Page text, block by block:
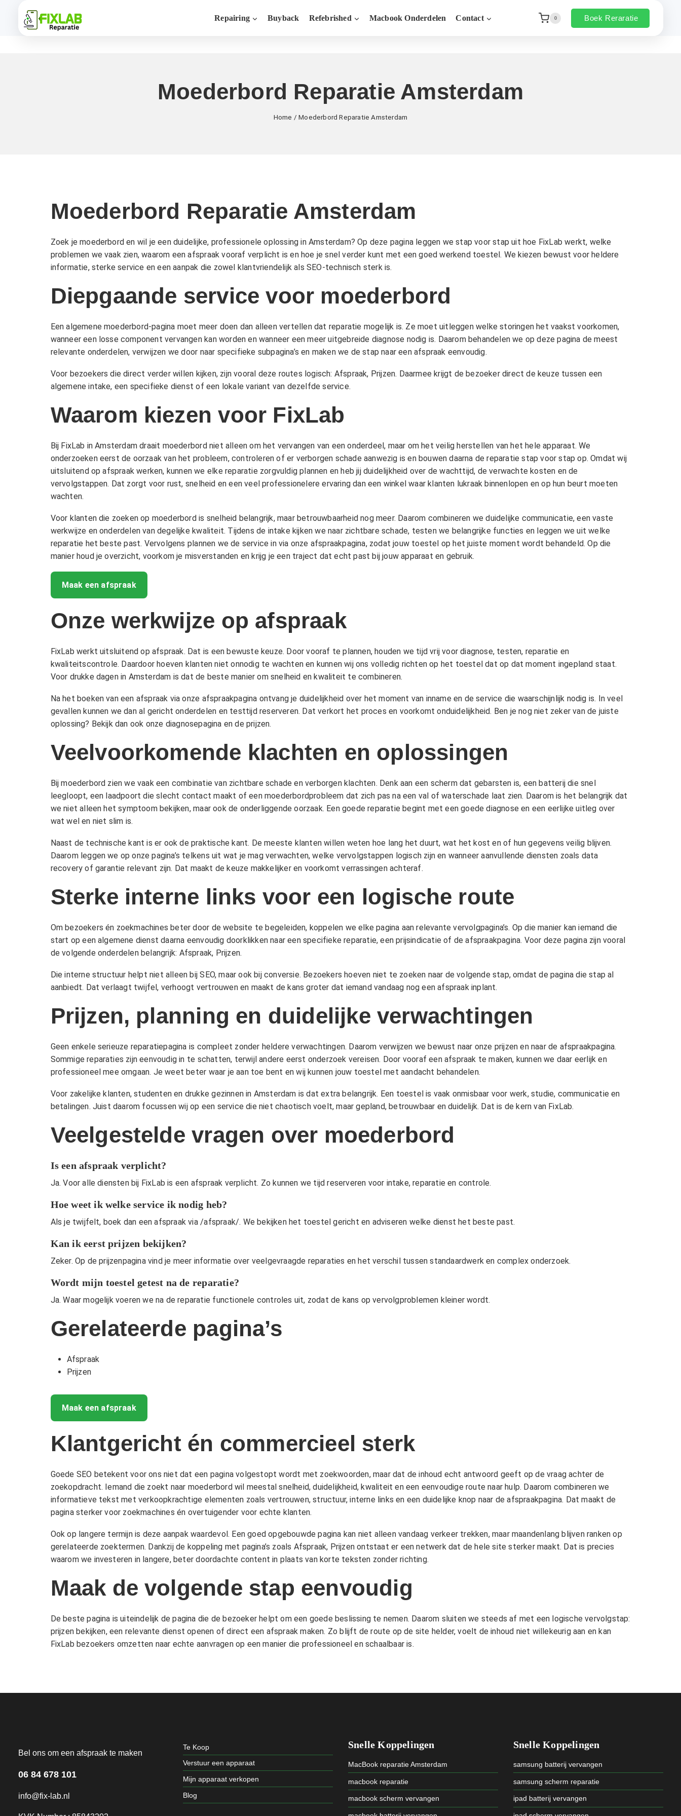
Repairing Buyback Refebrished Macbook Onderdelen Contact 0 Boek Reraratie
Moederbord Reparatie Amsterdam
Home / Moederbord Reparatie Amsterdam
Moederbord Reparatie Amsterdam
Zoek je moederbord en wil je een duidelijke, professionele oplossing in Amsterdam? Op deze pagina leggen we stap voor stap uit hoe FixLab werkt, welke
problemen we vaak zien, waarom een afspraak vooraf verplicht is en hoe je snel verder kunt met een goed werkend toestel. We kiezen bewust voor heldere
informatie, sterke service en een aanpak die zowel klantvriendelijk als SEO-technisch sterk is.
Diepgaande service voor moederbord
Een algemene moederbord-pagina moet meer doen dan alleen vertellen dat reparatie mogelijk is. Ze moet uitleggen welke storingen het vaakst voorkomen,
wanneer een losse component vervangen kan worden en wanneer een meer uitgebreide diagnose nodig is. Daarom behandelen we op deze pagina de meest
relevante onderdelen, verwijzen we door naar specifieke subpagina’s en maken we de stap naar een afspraak eenvoudig.
Voor bezoekers die direct verder willen kijken, zijn vooral deze routes logisch: Afspraak, Prijzen. Daarmee krijgt de bezoeker direct de keuze tussen een
algemene intake, een specifieke dienst of een lokale variant van dezelfde service.
Waarom kiezen voor FixLab
Bij FixLab in Amsterdam draait moederbord niet alleen om het vervangen van een onderdeel, maar om het veilig herstellen van het hele apparaat. We
onderzoeken eerst de oorzaak van het probleem, controleren of er verborgen schade aanwezig is en bouwen daarna de reparatie stap voor stap op. Omdat wij
uitsluitend op afspraak werken, kunnen we elke reparatie zorgvuldig plannen en heb jij duidelijkheid over de wachttijd, de verwachte kosten en de
vervolgstappen. Dat zorgt voor rust, snelheid en een veel professionelere ervaring dan een winkel waar klanten lukraak binnenlopen en op hun beurt moeten
wachten.
Voor klanten die zoeken op moederbord is snelheid belangrijk, maar betrouwbaarheid nog meer. Daarom combineren we duidelijke communicatie, een vaste
werkwijze en onderdelen van degelijke kwaliteit. Tijdens de intake kijken we naar zichtbare schade, testen we belangrijke functies en leggen we uit welke
reparatie het beste past. Vervolgens plannen we de service in via onze afspraakpagina, zodat jouw toestel op het juiste moment wordt behandeld. Op die
manier houd je overzicht, voorkom je misverstanden en krijg je een traject dat echt past bij jouw apparaat en gebruik.
Maak een afspraak
Onze werkwijze op afspraak
FixLab werkt uitsluitend op afspraak. Dat is een bewuste keuze. Door vooraf te plannen, houden we tijd vrij voor diagnose, testen, reparatie en
kwaliteitscontrole. Daardoor hoeven klanten niet onnodig te wachten en kunnen wij ons volledig richten op het toestel dat op dat moment ingepland staat.
Voor drukke dagen in Amsterdam is dat de beste manier om snelheid en kwaliteit te combineren.
Na het boeken van een afspraak via onze afspraakpagina ontvang je duidelijkheid over het moment van inname en de service die waarschijnlijk nodig is. In veel
gevallen kunnen we dan al gericht onderdelen en testtijd reserveren. Dat verkort het proces en voorkomt onduidelijkheid. Ben je nog niet zeker van de juiste
oplossing? Bekijk dan ook onze diagnosepagina en de prijzen.
Veelvoorkomende klachten en oplossingen
Bij moederbord zien we vaak een combinatie van zichtbare schade en verborgen klachten. Denk aan een scherm dat gebarsten is, een batterij die snel
leegloopt, een laadpoort die slecht contact maakt of een moederbordprobleem dat zich pas na een val of waterschade laat zien. Daarom is het belangrijk dat
we niet alleen het symptoom bekijken, maar ook de onderliggende oorzaak. Een goede reparatie begint met een goede diagnose en een eerlijke uitleg over
wat wel en niet slim is.
Naast de technische kant is er ook de praktische kant. De meeste klanten willen weten hoe lang het duurt, wat het kost en of hun gegevens veilig blijven.
Daarom leggen we op onze pagina’s telkens uit wat je mag verwachten, welke vervolgstappen logisch zijn en wanneer aanvullende diensten zoals data
recovery of garantie relevant zijn. Dat maakt de keuze makkelijker en voorkomt verrassingen achteraf.
Sterke interne links voor een logische route
Om bezoekers én zoekmachines beter door de website te begeleiden, koppelen we elke pagina aan relevante vervolgpagina’s. Op die manier kan iemand die
start op een algemene dienst daarna eenvoudig doorklikken naar een specifieke reparatie, een prijsindicatie of de afspraakpagina. Voor deze pagina zijn vooral
de volgende onderdelen belangrijk: Afspraak, Prijzen.
Die interne structuur helpt niet alleen bij SEO, maar ook bij conversie. Bezoekers hoeven niet te zoeken naar de volgende stap, omdat de pagina die stap al
aanbiedt. Dat verlaagt twijfel, verhoogt vertrouwen en maakt de kans groter dat iemand vandaag nog een afspraak inplant.
Prijzen, planning en duidelijke verwachtingen
Geen enkele serieuze reparatiepagina is compleet zonder heldere verwachtingen. Daarom verwijzen we bewust naar onze prijzen en naar de afspraakpagina.
Sommige reparaties zijn eenvoudig in te schatten, terwijl andere eerst onderzoek vereisen. Door vooraf een afspraak te maken, kunnen we daar eerlijk en
professioneel mee omgaan. Je weet beter waar je aan toe bent en wij kunnen jouw toestel met aandacht behandelen.
Voor zakelijke klanten, studenten en drukke gezinnen in Amsterdam is dat extra belangrijk. Een toestel is vaak onmisbaar voor werk, studie, communicatie en
betalingen. Juist daarom focussen wij op een service die niet chaotisch voelt, maar gepland, betrouwbaar en duidelijk. Dat is de kern van FixLab.
Veelgestelde vragen over moederbord
Is een afspraak verplicht?
Ja. Voor alle diensten bij FixLab is een afspraak verplicht. Zo kunnen we tijd reserveren voor intake, reparatie en controle.
Hoe weet ik welke service ik nodig heb?
Als je twijfelt, boek dan een afspraak via/afspraak/. We bekijken het toestel gericht en adviseren welke dienst het beste past.
Kan ik eerst prijzen bekijken?
Zeker. Op deprijzenpaginavind je meer informatie over veelgevraagde reparaties en het verschil tussen standaardwerk en complex onderzoek.
Wordt mijn toestel getest na de reparatie?
Ja. Waar mogelijk voeren we na de reparatie functionele controles uit, zodat de kans op vervolgproblemen kleiner wordt.
Gerelateerde pagina’s
Afspraak
Prijzen
Maak een afspraak
Klantgericht én commercieel sterk
Goede SEO betekent voor ons niet dat een pagina volgestopt wordt met zoekwoorden, maar dat de inhoud echt antwoord geeft op de vraag achter de
zoekopdracht. Iemand die zoekt naar moederbord wil meestal snelheid, duidelijkheid, kwaliteit en een eenvoudige route naar hulp. Daarom combineren we
informatieve tekst met verkoopkrachtige elementen zoals vertrouwen, structuur, interne links en een duidelijke knop naar de afspraakpagina. Dat maakt de
pagina sterker voor zoekmachines én overtuigender voor echte klanten.
Ook op langere termijn is deze aanpak waardevol. Een goed opgebouwde pagina kan niet alleen vandaag verkeer trekken, maar maandenlang blijven ranken op
gerelateerde zoektermen. Dankzij de koppeling met pagina’s zoals Afspraak, Prijzenontstaat er een netwerk dat de hele site sterker maakt. Dat is precies
waarom we investeren in langere, beter doordachte content in plaats van korte teksten zonder richting.
Maak de volgende stap eenvoudig
De beste pagina is uiteindelijk de pagina die de bezoeker helpt om een goede beslissing te nemen. Daarom sluiten we steeds af met een logische vervolgstap:
prijzen bekijken, een relevante dienst openen of direct een afspraak maken. Zo blijft de route op de site helder, voelt de inhoud niet willekeurig aan en kan
FixLab bezoekers omzetten naar echte aanvragen op een manier die professioneel en schaalbaar is.
Bel ons om een afspraak te maken
06 84 678 101
info@fix-lab.nl
Te Koop
Verstuur een apparaat
Mijn apparaat verkopen
Blog
Snelle Koppelingen
MacBook reparatie Amsterdam
macbook reparatie
macbook scherm vervangen
Snelle Koppelingen
samsung batterij vervangen
samsung scherm reparatie
ipad batterij vervangen